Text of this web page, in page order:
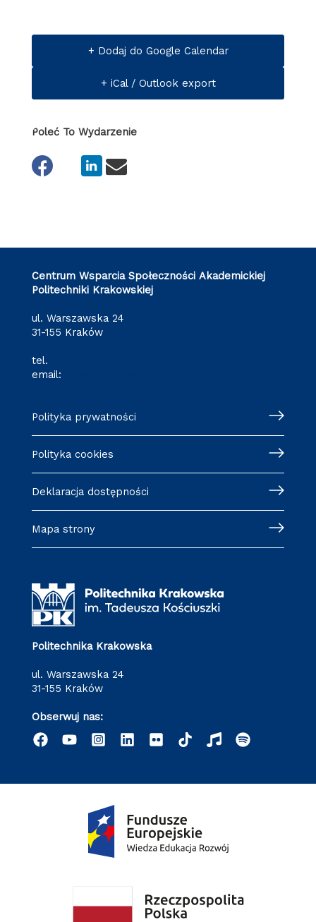
+ Dodaj do Google Calendar
+ iCal / Outlook export
Poleć To Wydarzenie
Centrum Wsparcia Społeczności Akademickiej
Politechniki Krakowskiej
ul. Warszawska 24
31-155 Kraków
tel.
email:
Polityka prywatności
Polityka cookies
Deklaracja dostępności
Mapa strony
Politechnika Krakowska
ul. Warszawska 24
31-155 Kraków
Obserwuj nas: